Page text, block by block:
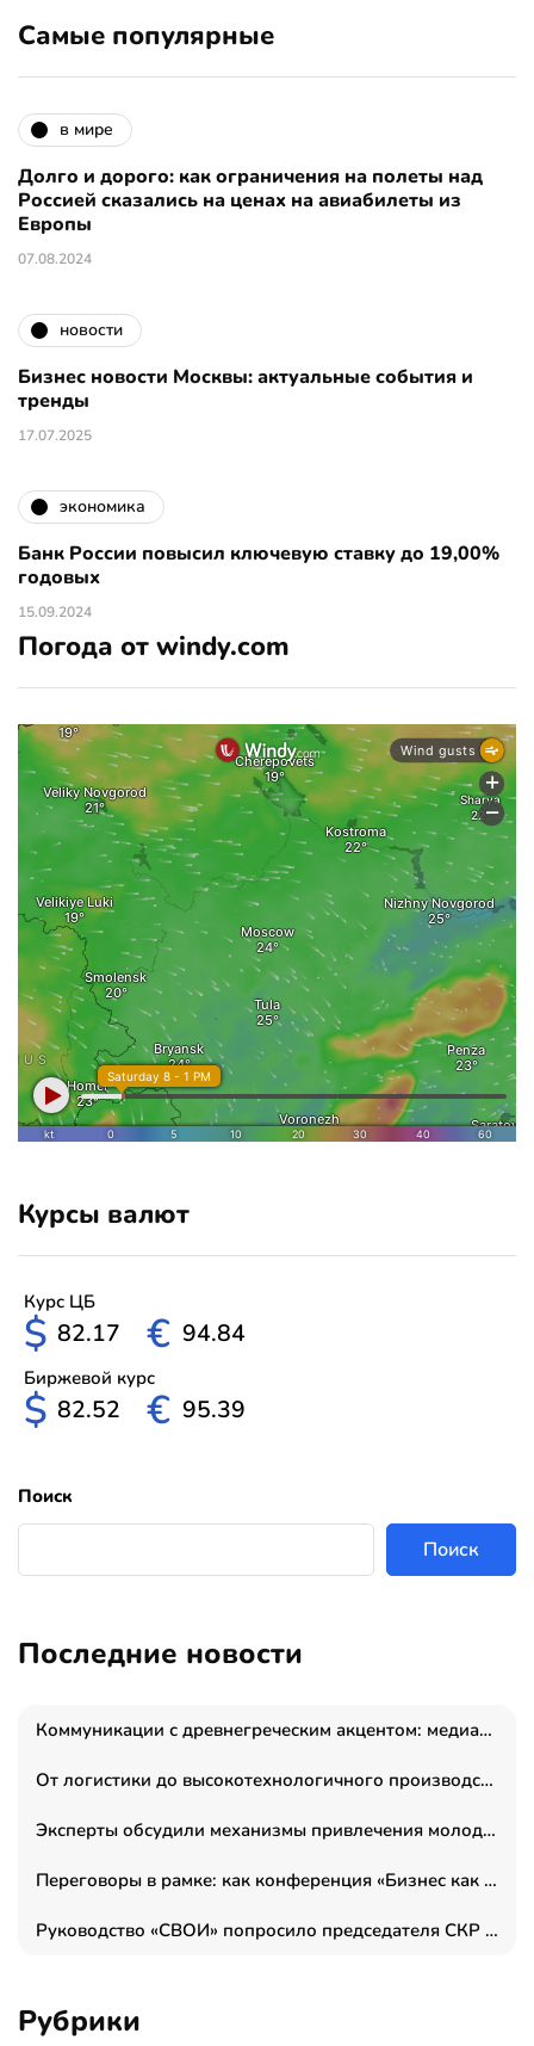
Самые популярные
в мире
Долго и дорого: как ограничения на полеты над
Россией сказались на ценах на авиабилеты из
Европы
07.08.2024
новости
Бизнес новости Москвы: актуальные события и
тренды
17.07.2025
экономика
Банк России повысил ключевую ставку до 19,00%
годовых
15.09.2024
Погода от windy.com
Курсы валют
Курс ЦБ
$ 82.17 € 94.84
Биржевой курс
$ 82.52 € 95.39
Поиск
Поиск
Последние новости
Коммуникации с древнегреческим акцентом: медиаменеджер и журналист Владимир Дергачев запустил коммуникационное агентство «Сократ 2.0»
От логистики до высокотехнологичного производства: как основатель “гагаринга” выстраивает экосистему безопасности и гражданских БПЛА
Эксперты обсудили механизмы привлечения молодых специалистов в промышленные города
Переговоры в рамке: как конференция «Бизнес как искусство» переформатирует деловой этикет в стенах ТПП РФ
Руководство «СВОИ» попросило председателя СКР дать правовую оценку обысков в тыловом штабе
Рубрики